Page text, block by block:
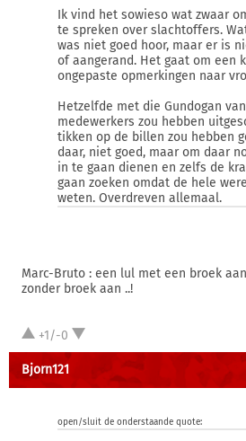
Ik vind het sowieso wat zwaar
te spreken over slachtoffers.
was niet goed hoor, maar er is
of aangerand. Het gaat om een
ongepaste opmerkingen naar
Hetzelfde met die Gundogan
medewerkers zou hebben
tikken op de billen zou hebben
daar, niet goed, maar om daar
in te gaan dienen en zelfs de
gaan zoeken omdat de hele
weten. Overdreven allemaal.
Marc-Bruto : een lul met een broek
zonder broek aan ..!
+1/-0
Bjorn121
open/sluit de onderstaande quote: